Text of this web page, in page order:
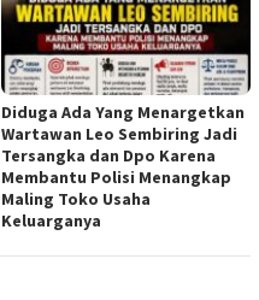
Diduga Ada Yang Menargetkan
Wartawan Leo Sembiring Jadi
Tersangka dan Dpo Karena
Membantu Polisi Menangkap
Maling Toko Usaha
Keluarganya